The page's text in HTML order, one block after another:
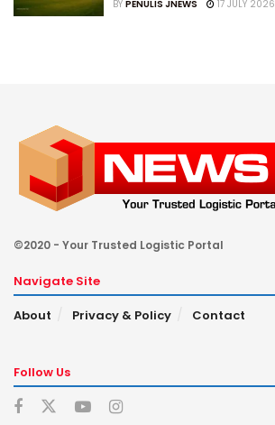
BY PENULIS JNEWS 17 JULY 2026
©2020 - Your Trusted Logistic Portal
Navigate Site
About
Privacy & Policy Contact
Follow Us